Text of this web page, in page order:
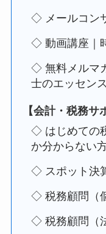
◇ メールコン
◇ 動画講座｜
◇ 無料メルマ
士のエッセンス
【会計・税務サ
◇ はじめての
か分からない
◇ スポット決
◇ 税務顧問（
◇ 税務顧問（